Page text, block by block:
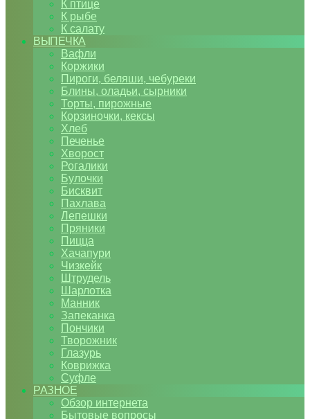
К птице
К рыбе
К салату
ВЫПЕЧКА
Вафли
Коржики
Пироги, беляши, чебуреки
Блины, оладьи, сырники
Торты, пирожные
Корзиночки, кексы
Хлеб
Печенье
Хворост
Рогалики
Булочки
Бисквит
Пахлава
Лепешки
Пряники
Пицца
Хачапури
Чизкейк
Штрудель
Шарлотка
Манник
Запеканка
Пончики
Творожник
Глазурь
Коврижка
Суфле
РАЗНОЕ
Обзор интернета
Бытовые вопросы